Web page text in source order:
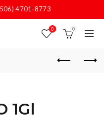
4701-8773
0 0
1Gl